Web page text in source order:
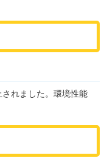
れました。環境性能